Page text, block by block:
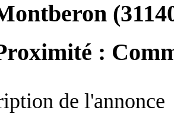
:
de l'annonce